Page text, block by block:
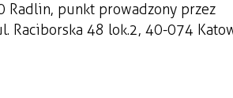
Radlin, punkt prowadzony przez
Raciborska 48 lok.2, 40-074